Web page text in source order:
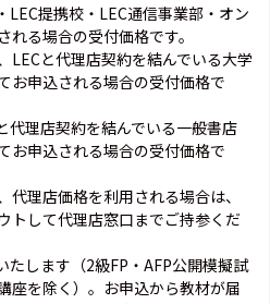
提携校・LEC通信事業部・オン
る場合の受付価格です。
と代理店契約を結んでいる大学
お申込される場合の受付価格で
理店契約を結んでいる一般書店
お申込される場合の受付価格で
理店価格を利用される場合は、
トして代理店窓口までご持参くだ
します（2級FP・AFP公開模擬試
座を除く）。お申込から教材が届